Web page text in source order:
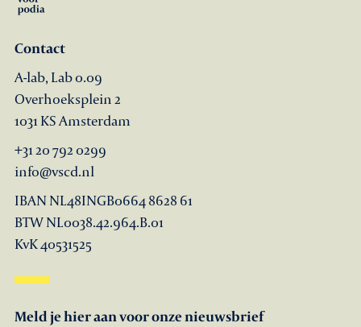
Contact
A-lab, Lab 0.09
Overhoeksplein 2
1031 KS Amsterdam
+31 20 792 0299
info@vscd.nl
IBAN NL48INGB0664 8628 61
BTW NL0038.42.964.B.01
KvK 40531525
Meld je hier aan voor onze nieuwsbrief